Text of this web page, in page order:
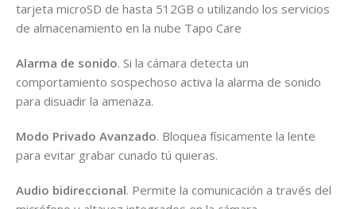
tarjeta microSD de hasta 512GB o utilizando los servicios
de almacenamiento en la nube Tapo Care
Alarma de sonido. Si la cámara detecta un
comportamiento sospechoso activa la alarma de sonido
para disuadir la amenaza.
Modo Privado Avanzado. Bloquea físicamente la lente
para evitar grabar cunado tú quieras.
Audio bidireccional. Permite la comunicación a través del